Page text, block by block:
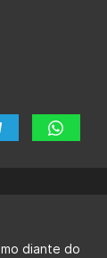
diante do